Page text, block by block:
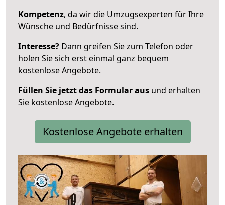
Kompetenz, da wir die Umzugsexperten für Ihre
Wünsche und Bedürfnisse sind.
Interesse? Dann greifen Sie zum Telefon oder
holen Sie sich erst einmal ganz bequem
kostenlose Angebote.
Füllen Sie jetzt das Formular aus und erhalten
Sie kostenlose Angebote.
Kostenlose Angebote erhalten